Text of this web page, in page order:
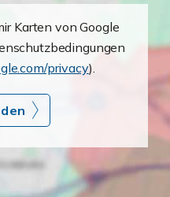
Karten von Google
privacy).